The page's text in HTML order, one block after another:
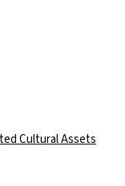
Cultural Assets